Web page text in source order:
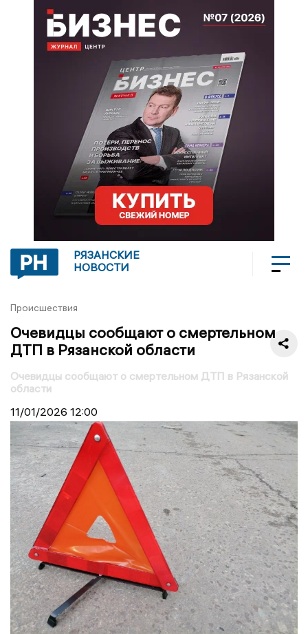
РЯЗАНСКИЕ
НОВОСТИ
Происшествия
Очевидцы сообщают о смертельном
ДТП в Рязанской области
Очевидцы сообщают о смертельном ДТП в Рязанской
области
11/01/2026 12:00